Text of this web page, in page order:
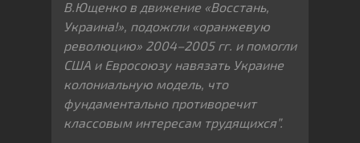
В.Ющенко в движение «Восстань,
Украина!», подожгли «оранжевую
революцию» 2004–2005 гг. и помогли
США и Евросоюзу навязать Украине
колониальную модель, что
фундаментально противоречит
классовым интересам трудящихся”.